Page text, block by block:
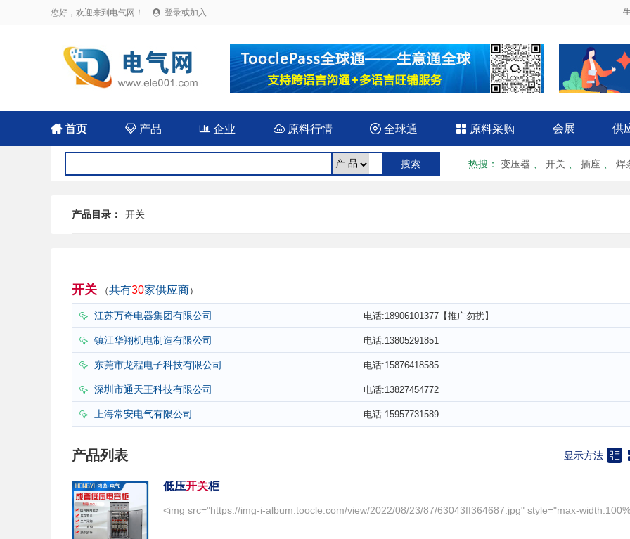
您好，欢迎来到电气网！  登录或加入
首页 产品  企业 原料行情  全球通  原料采购 会展 供
热搜 ： 变压器 开关 插座 焊
产品目录： 开关
开关 （共有30家供应商）
 江苏万奇电器集团有限公司 电话:18906101377【推广勿扰】
 镇江华翔机电制造有限公司 电话:13805291851
 东莞市龙程电子科技有限公司 电话:15876418585
 深圳市通天王科技有限公司 电话:13827454772
 上海常安电气有限公司 电话:15957731589
产品列表 显示方法 
低压开关柜